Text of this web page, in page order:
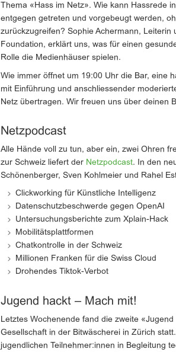
Thema «Hass im Netz». Wie kann Hassrede
entgegen getreten und vorgebeugt werden,
zurückzugreifen? Sophie Achermann,
Foundation, erklärt uns, was für einen
Rolle die Medienhäuser spielen.
Wie immer öffnet um 19:00 Uhr die Bar, eine
mit Einführung und anschliessender
Netz übertragen. Wir freuen uns über deinen
Netzpodcast
Alle Hände voll zu tun, aber ein, zwei Ohren
zur Schweiz liefert der Netzpodcast. In den
Schönenberger, Sven Kohlmeier und Rahel
Clickworking für Künstliche Intelligenz
Datenschutzbeschwerde gegen OpenAI
Untersuchungsberichte zum Xplain-Hack
Mobilitätsplattformen
Chatkontrolle in der Schweiz
Millionen Franken für die Swiss Cloud
Drohendes Tiktok-Verbot
Jugend hackt – Mach mit!
Letztes Wochenende fand die zweite
Gesellschaft in der Bitwäscherei in Zürich
jugendlichen Teilnehmer:innen in Begleitung